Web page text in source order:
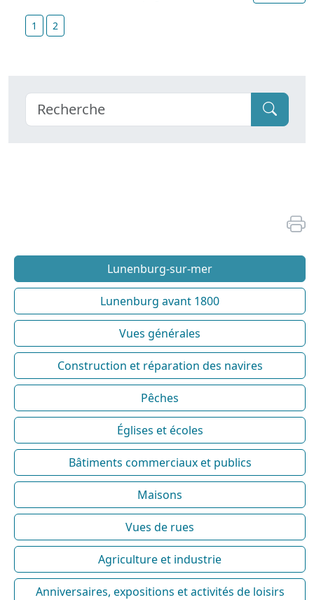
1 2
Lunenburg-sur-mer
Lunenburg avant 1800
Vues générales
Construction et réparation des navires
Pêches
Églises et écoles
Bâtiments commerciaux et publics
Maisons
Vues de rues
Agriculture et industrie
Anniversaires, expositions et activités de loisirs